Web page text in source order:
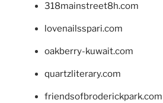
318mainstreet8h.com
lovenailsspari.com
oakberry-kuwait.com
quartzliterary.com
friendsofbroderickpark.com